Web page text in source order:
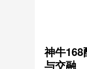
神牛
与交融